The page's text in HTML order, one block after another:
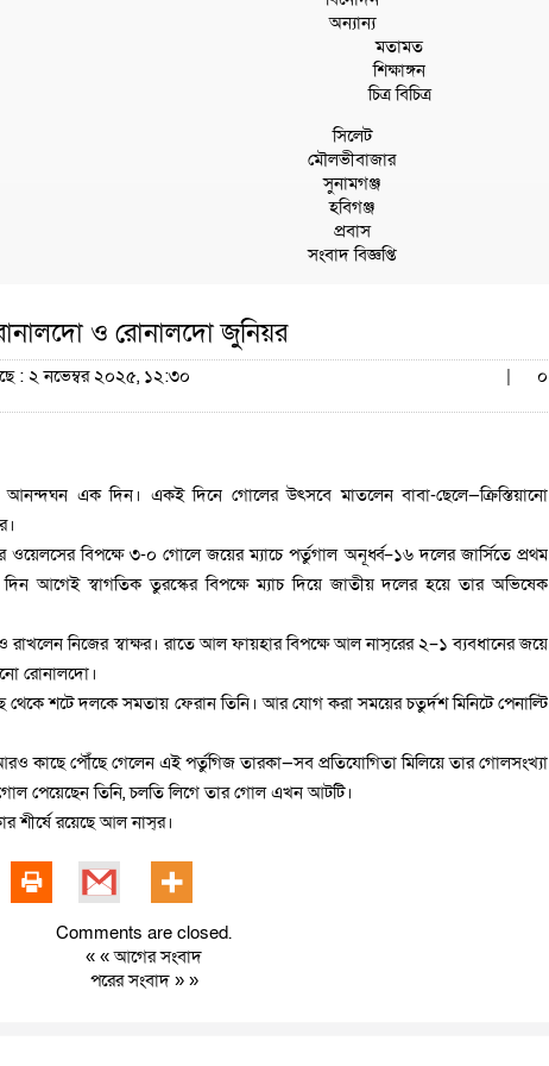
অন্যান্য
মতামত
শিক্ষাঙ্গন
চিত্র বিচিত্র
সিলেট
মৌলভীবাজার
সুনামগঞ্জ
হবিগঞ্জ
প্রবাস
সংবাদ বিজ্ঞপ্তি
ও রোনালদো জুনিয়র
: ২ নভেম্বর ২০২৫, ১২:৩০
| ০
এক দিন। একই দিনে গোলের উৎসবে মাতলেন বাবা-ছেলে—ক্রিস্তিয়ানো
বিপক্ষে ৩-০ গোলে জয়ের ম্যাচে পর্তুগাল অনূর্ধ্ব–১৬ দলের জার্সিতে প্রথম
আগেই স্বাগতিক তুরস্কের বিপক্ষে ম্যাচ দিয়ে জাতীয় দলের হয়ে তার অভিষেক
রাখলেন নিজের স্বাক্ষর। রাতে আল ফায়হার বিপক্ষে আল নাস্‌রের ২–১ ব্যবধানের জয়ে
রোনালদো।
শটে দলকে সমতায় ফেরান তিনি। আর যোগ করা সময়ের চতুর্দশ মিনিটে পেনাল্টি
কাছে পৌঁছে গেলেন এই পর্তুগিজ তারকা—সব প্রতিযোগিতা মিলিয়ে তার গোলসংখ্যা
পেয়েছেন তিনি, চলতি লিগে তার গোল এখন আটটি।
শীর্ষে রয়েছে আল নাস্‌র।
Comments are closed.
« «আগের সংবাদ
পরের সংবাদ » »